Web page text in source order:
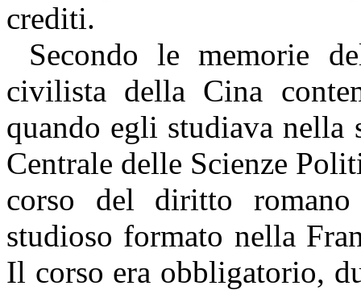
crediti.
Secondo le memorie
civilista della Cina
quando egli studiava nella
Centrale delle Scienze
corso del diritto
studioso formato nella
Il corso era obbligatorio,